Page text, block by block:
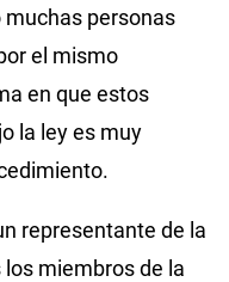
personas
el mismo
en que estos
la ley es muy
representante de la
miembros de la